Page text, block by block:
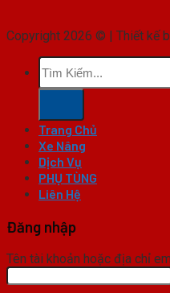
Copyright 2026 © | Thiết kế
Tìm
kiếm:
Trang Chủ
Xe Nâng
Dịch Vụ
PHỤ TÙNG
Liên Hệ
Đăng nhập
Tên tài khoản hoặc địa chỉ